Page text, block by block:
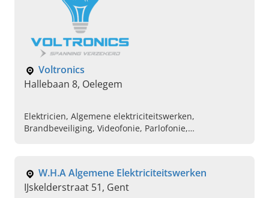
Voltronics
Hallebaan 8, Oelegem
Elektricien, Algemene elektriciteitswerken,
Brandbeveiliging, Videofonie, Parlofonie,
W.H.A Algemene Elektriciteitswerken
IJskelderstraat 51, Gent